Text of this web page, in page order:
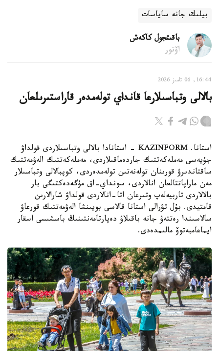
بيلىك جانە ساياسات
باقىتجول كاكەش
اۆتور
16:44, 06 تامىز 2026
بالالى وتباسىلارعا قانداي تولەمدەر قاراستىرىلعان
استانا. KAZINFORM - استانادا بالالى وتباسىلاردى قولداۋ
جۇيەسى مەملەكەتتىك جاردەماقىلاردى، مەملەكەتتىك الەۋمەتتىك
ساقتاندىرۋ قورىنان تولەنەتىن تولەمدەردى، كوپبالالى وتباسىلار
مەن ماراپاتتالعان انالاردى، سونداي-اق مۇگەدەكتىگى بار
بالالاردى تاربيەلەپ وتىرعان اتا-انالاردى قولداۋ شارالارىن
قامتيدى. بۇل تۋرالى استانا قالاسى بويىنشا الەۋمەتتىك قورعاۋ
سالاسىندا رەتتەۋ جانە باقىلاۋ دەپارتامەنتىنىڭ باسشىسى اسقار
ايماعامبەتوۆ مالىمدەدى.